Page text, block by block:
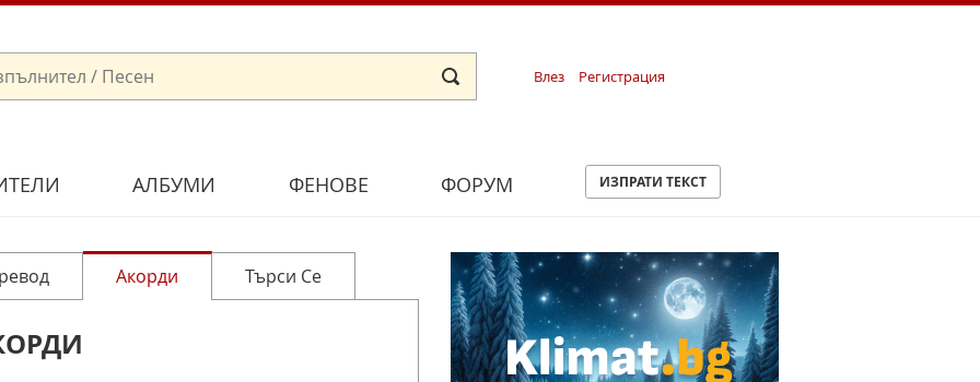
Влез Регистрация
АЛБУМИ ФЕНОВЕ ФОРУМ ИЗПРАТИ ТЕКСТ
Акорди Търси Се